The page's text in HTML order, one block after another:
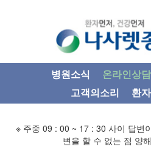
병원소식 온라인상담
고객의소리
환
※ 주중 09 : 00 ~ 17 : 30 사이 답변
변을 할 수 없는 점 양